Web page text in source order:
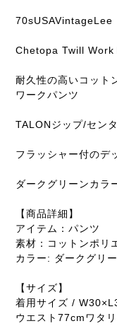
70sUSAVintageLee
Chetopa Twill Work
耐久性の高いコット
ワークパンツ
TALONジップ/セン
フラッシャー付のデ
ダークグリーンカラ
【商品詳細】
アイテム：パンツ
素材：コットンポリ
カラー: ダークグリ
【サイズ】
着用サイズ /
ウエスト77cmワタ